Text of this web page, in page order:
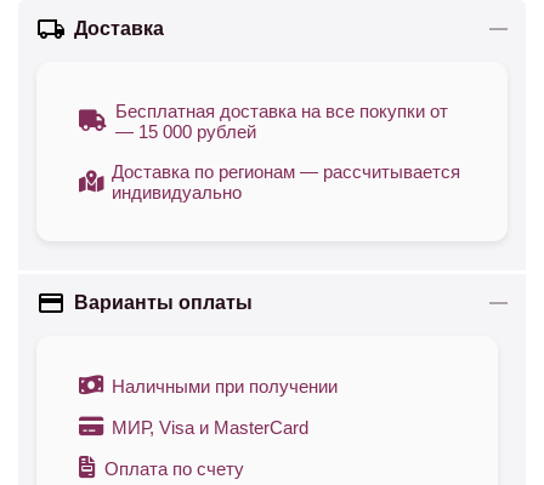
Доставка
Бесплатная доставка на все покупки от
— 15 000 рублей
Доставка по регионам — рассчитывается
индивидуально
Варианты оплаты
Наличными при получении
МИР, Visa и MasterCard
Оплата по счету